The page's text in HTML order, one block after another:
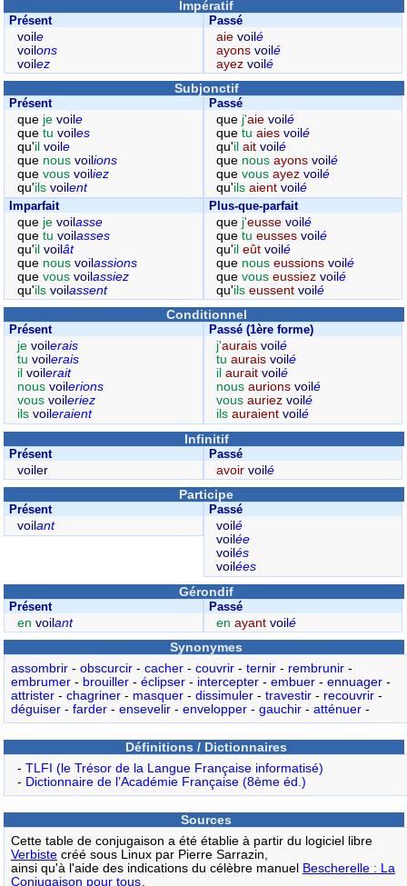
Impératif
Présent
voile
voilons
voilez
Passé
aie voilé
ayons voilé
ayez voilé
Subjonctif
Présent
que je voil e
que tu voil es
qu'il voil e
que nous voil ions
que vous voil iez
qu'ils voil ent
Passé
que j'aie voilé
quetuaies voilé
qu'ilait voilé
que nousayons voilé
quevousayez voilé
qu'ilsaient voilé
Imparfait
que je voilasse
que tu voilasses
qu'il voilât
que nous voilassions
que vous voilassiez
qu'ils voilassent
Plus-que-parfait
que j'eusse voilé
quetueusses voilé
qu'ileût voilé
que nouseussions voilé
quevouseussiez voilé
qu'ilseussent voilé
Conditionnel
Présent
je voil erais
tu voil erais
il voil erait
nous voil erions
vous voil eriez
ils voil eraient
Passé (1ère forme)
j'aurais voilé
tuaurais voilé
ilaurait voilé
nousaurions voilé
vousauriez voilé
ilsauraient voilé
Infinitif
Présent
voiler
Passé
avoir voilé
Participe
Présent
voil ant
Passé
voilé
voilée
voilés
voilées
Gérondif
Présent
en voilant
Passé
enayant voilé
Synonymes
assombrir- obscurcir- cacher- couvrir- ternir- rembrunir-
embrumer- brouiller- éclipser- intercepter- embuer- ennuager-
attrister- chagriner- masquer- dissimuler- travestir- recouvrir-
déguiser- farder- ensevelir- envelopper- gauchir- atténuer-
Définitions / Dictionnaires
- TLFI (le Trésor de la Langue Française informatisé)
- Dictionnaire de l’Académie Française (8ème éd.)
Sources
Cette table de conjugaison a été établie à partir du logiciel libre
Verbistecréé sous Linux par Pierre Sarrazin,
ainsi qu'à l'aide des indications du célèbre manuel Bescherelle : La
Conjugaison pour tous